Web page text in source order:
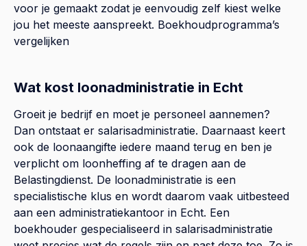
voor je gemaakt zodat je eenvoudig zelf kiest welke
jou het meeste aanspreekt. Boekhoudprogramma’s
vergelijken
Wat kost loonadministratie in Echt
Groeit je bedrijf en moet je personeel aannemen?
Dan ontstaat er salarisadministratie. Daarnaast keert
ook de loonaangifte iedere maand terug en ben je
verplicht om loonheffing af te dragen aan de
Belastingdienst. De loonadministratie is een
specialistische klus en wordt daarom vaak uitbesteed
aan een administratiekantoor in Echt. Een
boekhouder gespecialiseerd in salarisadministratie